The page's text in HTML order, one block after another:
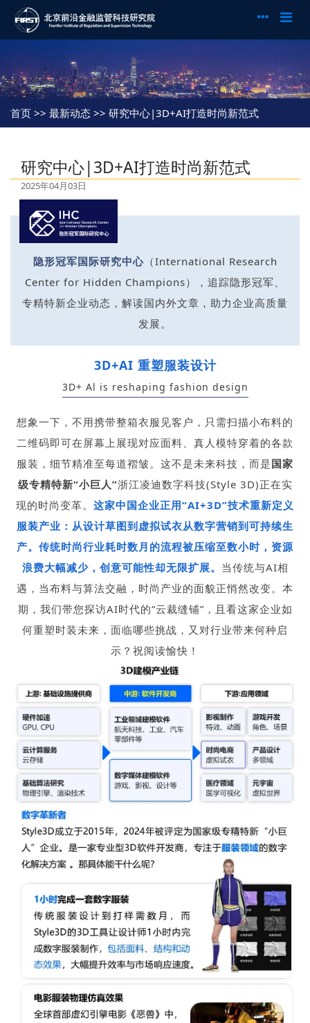
首页 >> 最新动态 >> 研究中心|3D+AI打造时尚新范式
研究中心|3D+AI打造时尚新范式
2025年04月03日
隐形冠军国际研究中心（International Research
Center for Hidden Champions），追踪隐形冠军、
专精特新企业动态，解读国内外文章，助力企业高质量
发展。
3D+AI 重塑服装设计
3D+ Al is reshaping fashion design
想象一下，不用携带整箱衣服见客户，只需扫描小布料的
二维码即可在屏幕上展现对应面料、真人模特穿着的各款
服装，细节精准至每道褶皱。这不是未来科技，而是国家
级专精特新“小巨人”浙江凌迪数字科技(Style 3D)正在实
现的时尚变革。 这家中国企业正用“AI+3D”技术重新定义
服装产业：从设计草图到虚拟试衣从数字营销到可持续生
产。传统时尚行业耗时数月的流程被压缩至数小时，资源
浪费大幅减少，创意可能性却无限扩展。 当传统与AI相
遇，当布料与算法交融，时尚产业的面貌正悄然改变。本
期，我们带您探访AI时代的“云裁缝铺”，且看这家企业如
何重塑时装未来，面临哪些挑战，又对行业带来何种启
示？祝阅读愉快！